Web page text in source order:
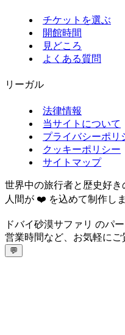
チケットを選ぶ
開館時間
見どころ
よくある質問
リーガル
法律情報
当サイトについて
プライバシーポリ
クッキーポリシー
サイトマップ
世界中の旅行者と歴史好
人間が ❤️ を込めて制作しま
ドバイ砂漠サファリ のパ
営業時間など、お気軽にご
💬